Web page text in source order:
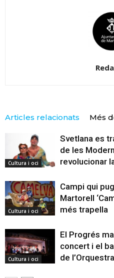
Articles relacionats Més
Cultura i oci
Svetlana es
de les
revolucionar
Cultura i oci
Campi qui
Martorell
més trapella
Cultura i oci
El Progrés
concert i el
de